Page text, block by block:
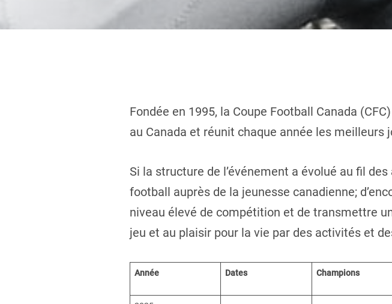
Fondée en 1995, la Coupe Football Canada
au Canada et réunit chaque année les meilleurs
Si la structure de l’événement a évolué au fil
football auprès de la jeunesse canadienne;
niveau élevé de compétition et de transmettre
jeu et au plaisir pour la vie par des activités et
Année Dates Champions